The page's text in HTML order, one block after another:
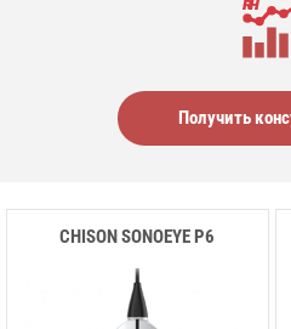
Получить
CHISON SONOEYE P6